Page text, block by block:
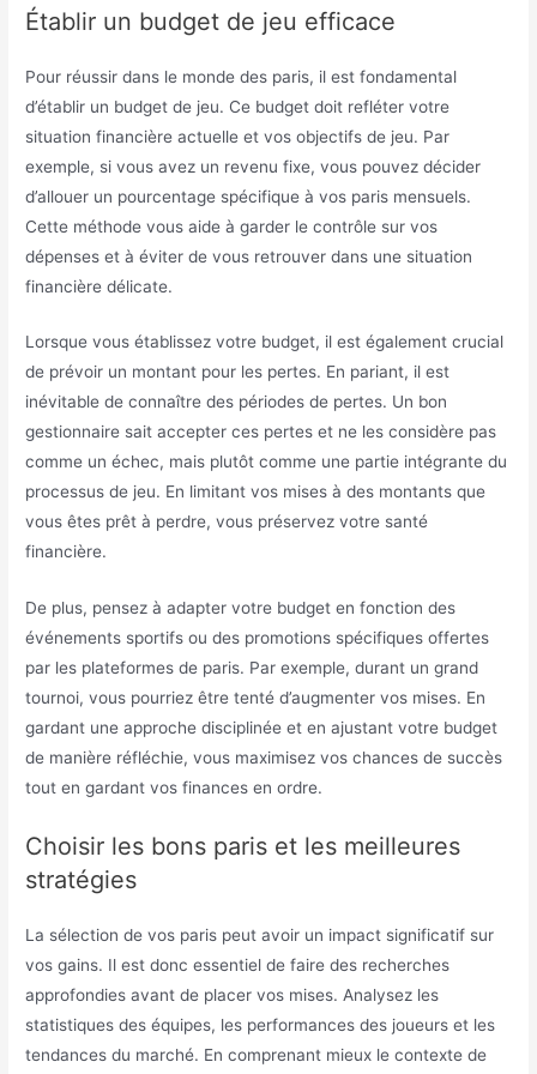
Établir un budget de jeu efficace
Pour réussir dans le monde des paris, il est fondamental
d’établir un budget de jeu. Ce budget doit refléter votre
situation financière actuelle et vos objectifs de jeu. Par
exemple, si vous avez un revenu fixe, vous pouvez décider
d’allouer un pourcentage spécifique à vos paris mensuels.
Cette méthode vous aide à garder le contrôle sur vos
dépenses et à éviter de vous retrouver dans une situation
financière délicate.
Lorsque vous établissez votre budget, il est également crucial
de prévoir un montant pour les pertes. En pariant, il est
inévitable de connaître des périodes de pertes. Un bon
gestionnaire sait accepter ces pertes et ne les considère pas
comme un échec, mais plutôt comme une partie intégrante du
processus de jeu. En limitant vos mises à des montants que
vous êtes prêt à perdre, vous préservez votre santé
financière.
De plus, pensez à adapter votre budget en fonction des
événements sportifs ou des promotions spécifiques offertes
par les plateformes de paris. Par exemple, durant un grand
tournoi, vous pourriez être tenté d’augmenter vos mises. En
gardant une approche disciplinée et en ajustant votre budget
de manière réfléchie, vous maximisez vos chances de succès
tout en gardant vos finances en ordre.
Choisir les bons paris et les meilleures
stratégies
La sélection de vos paris peut avoir un impact significatif sur
vos gains. Il est donc essentiel de faire des recherches
approfondies avant de placer vos mises. Analysez les
statistiques des équipes, les performances des joueurs et les
tendances du marché. En comprenant mieux le contexte de